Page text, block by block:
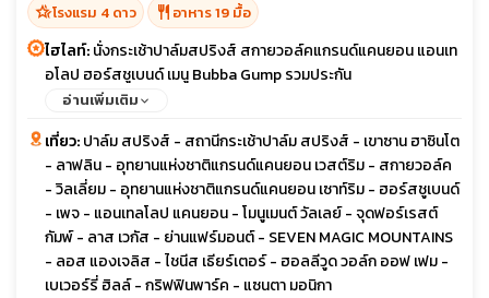
hotel_classโรงแรม 4 ดาว restaurant อาหาร 19 มื้อ
ไฮไลท์:นั่งกระเช้าปาล์มสปริงส์ สกายวอล์คแกรนด์แคนยอน แอนเท
อโลป ฮอร์สชูเบนด์ เมนู Bubba Gump รวมประกัน
อ่านเพิ่มเติม
เที่ยว:ปาล์ม สปริงส์ - สถานีกระเช้าปาล์ม สปริงส์ - เขาซาน ฮาซินโต
- ลาฟลิน - อุทยานแห่งชาติแกรนด์แคนยอน เวสต์ริม - สกายวอล์ค
- วิลเลี่ยม - อุทยานแห่งชาติแกรนด์แคนยอน เซาท์ริม - ฮอร์สชูเบนด์
- เพจ - แอนเทลโลป แคนยอน - โมนูเมนต์ วัลเลย์ - จุดฟอร์เรสต์
กัมพ์ - ลาส เวกัส - ย่านแฟร์มอนต์ - SEVEN MAGIC MOUNTAINS
- ลอส แองเจลิส - ไชนีส เธียร์เตอร์ - ฮอลลีวูด วอล์ก ออฟ เฟม -
เบเวอร์รี่ ฮิลล์ - กริฟฟินพาร์ค - แซนตา มอนิกา